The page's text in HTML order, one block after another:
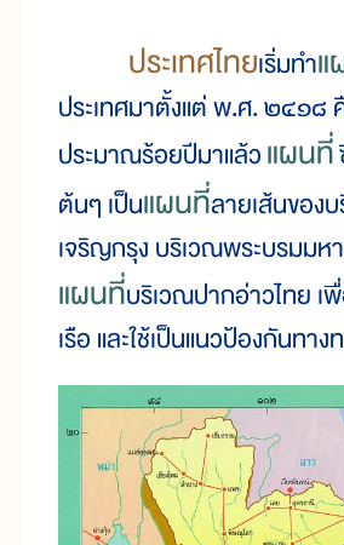
ประเทศไทยเริ่มทำ
ประเทศมาตั้งแต่ พ.ศ. ๒๔๑๘
ประมาณร้อยปีมาแล้วแผนที่
ต้นๆ เป็นแผนที่ลายเส้นของ
เจริญกรุง บริเวณพระบรมมห
แผนที่บริเวณปากอ่าวไทย เ
เรือ และใช้เป็นแนวป้องกันทาง